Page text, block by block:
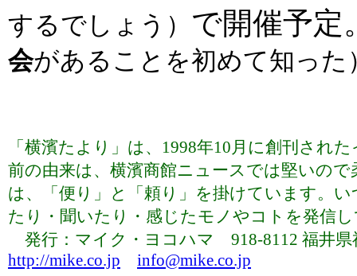
するでしょう） で開催予定
会があることを初めて知った
「横濱たより」は、1998年10月に創刊され
前の由来は、横濱商館ニュースでは堅いの
は、「便り」と「頼り」を掛けています。
たり・聞いたり・感じたモノやコトを発信
発行：マイク・ヨコハマ 918-8112 福井
http://mike.co.jp
info@mike.co.jp